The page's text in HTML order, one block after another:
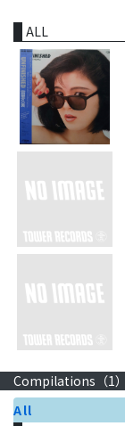
ALL
Compilations（1）
All